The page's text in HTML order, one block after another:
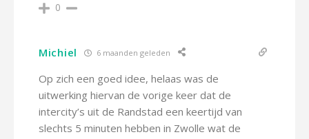
0
Michiel 6 maanden geleden
Op zich een goed idee, helaas was de
uitwerking hiervan de vorige keer dat de
intercity’s uit de Randstad een keertijd van
slechts 5 minuten hebben in Zwolle wat de